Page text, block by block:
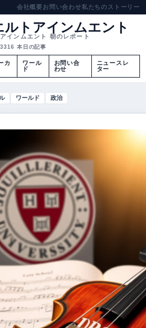
会社概要お問い合わせ私たちのストーリー
トアインムエント
インムエント 朝のレポート
16 本日の記事
カ
ワール
ド
お問い合
わせ
ニュースレ
ター
ワールド 政治